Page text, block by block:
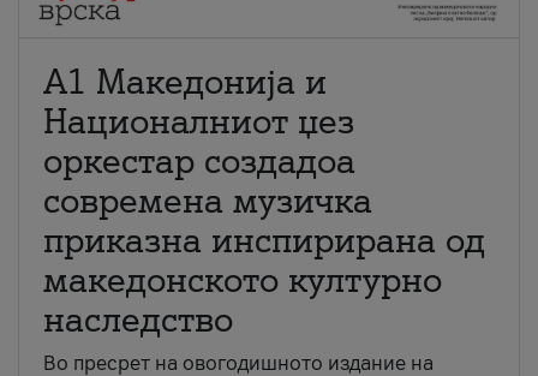
А1 Македонија и
Националниот џез
оркестар создадоа
современа музичка
приказна инспирирана од
македонското културно
наследство
Во пресрет на овогодишното издание на